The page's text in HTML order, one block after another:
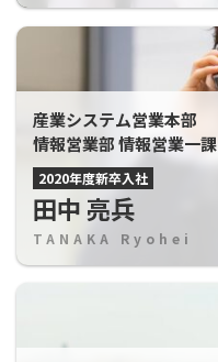
産業システム営業本部
情報営業部 情報営業一課
2020年度新卒入社
田中 亮兵
TANAKA Ryohei